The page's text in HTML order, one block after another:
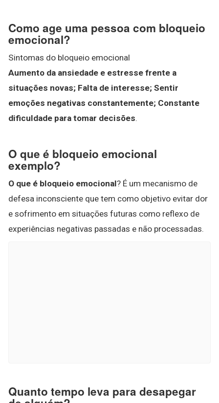
Como age uma pessoa com bloqueio
emocional?
Sintomas do bloqueio emocional
Aumento da ansiedade e estresse frente a
situações novas; Falta de interesse; Sentir
emoções negativas constantemente; Constante
dificuldade para tomar decisões.
O que é bloqueio emocional
exemplo?
O que é bloqueio emocional? É um mecanismo de
defesa inconsciente que tem como objetivo evitar dor
e sofrimento em situações futuras como reflexo de
experiências negativas passadas e não processadas.
Quanto tempo leva para desapegar